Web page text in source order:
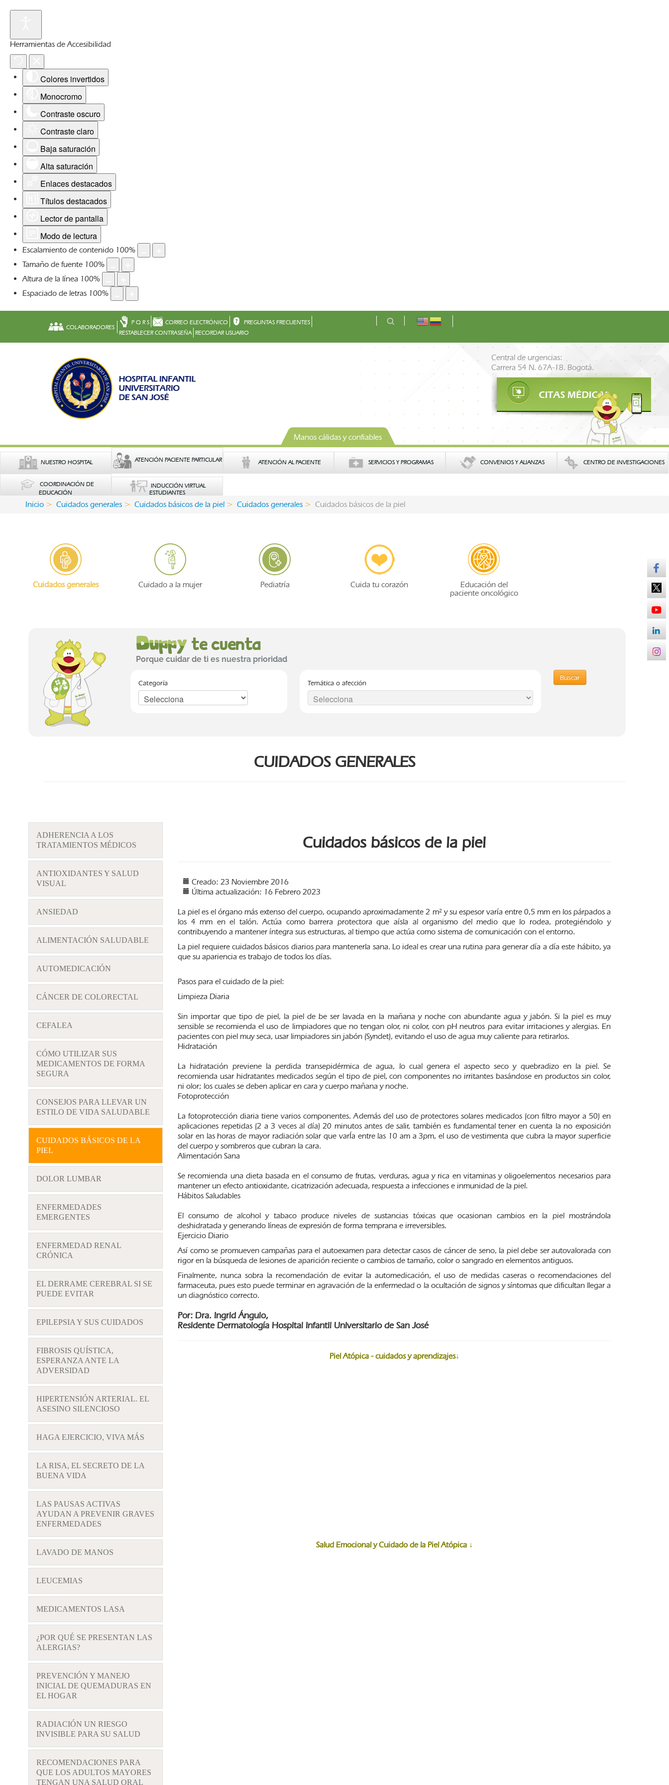
Herramientas de Accesibilidad
Colores invertidos
Monocromo
Contraste oscuro
Contraste claro
Baja saturación
Alta saturación
Enlaces destacados
Títulos destacados
Lector de pantalla
Modo de lectura
Escalamiento de contenido 100%
Tamaño de fuente 100%
Altura de la línea 100%
Espaciado de letras 100%
COLABORADORES
P Q R S CORREO ELECTRÓNICO
PREGUNTAS FRECUENTES
RESTABLECER CONTRASEÑA RECORDAR USUARIO
Central de urgencias:
Carrera 54 N. 67A-18. Bogotá.
Manos cálidas y confiables
NUESTRO HOSPITAL ATENCIÓN PACIENTE PARTICULAR ATENCIÓN AL PACIENTE SERVICIOS Y PROGRAMAS CONVENIOS Y ALIANZAS CENTRO DE INVESTIGACIONES
COORDINACIÓN DE
EDUCACIÓN
INDUCCIÓN VIRTUAL
ESTUDIANTES
Inicio Cuidados generales Cuidados básicos de la piel Cuidados generales Cuidados básicos de la piel
Cuidados generales Cuidado a la mujer Pediatría Cuida tu corazón
Educación del
paciente oncológico
Categoría Temática o afección
Buscar
CUIDADOS GENERALES
ADHERENCIA A LOS
TRATAMIENTOS MÉDICOS
ANTIOXIDANTES Y SALUD
VISUAL
ANSIEDAD
ALIMENTACIÓN SALUDABLE
AUTOMEDICACIÓN
CÁNCER DE COLORECTAL
CEFALEA
CÓMO UTILIZAR SUS
MEDICAMENTOS DE FORMA
SEGURA
CONSEJOS PARA LLEVAR UN
ESTILO DE VIDA SALUDABLE
CUIDADOS BÁSICOS DE LA
PIEL
DOLOR LUMBAR
ENFERMEDADES
EMERGENTES
ENFERMEDAD RENAL
CRÓNICA
EL DERRAME CEREBRAL SI SE
PUEDE EVITAR
EPILEPSIA Y SUS CUIDADOS
FIBROSIS QUÍSTICA,
ESPERANZA ANTE LA
ADVERSIDAD
HIPERTENSIÓN ARTERIAL. EL
ASESINO SILENCIOSO
HAGA EJERCICIO, VIVA MÁS
LA RISA, EL SECRETO DE LA
BUENA VIDA
LAS PAUSAS ACTIVAS
AYUDAN A PREVENIR GRAVES
ENFERMEDADES
LAVADO DE MANOS
LEUCEMIAS
MEDICAMENTOS LASA
¿POR QUÉ SE PRESENTAN LAS
ALERGIAS?
PREVENCIÓN Y MANEJO
INICIAL DE QUEMADURAS EN
EL HOGAR
RADIACIÓN UN RIESGO
INVISIBLE PARA SU SALUD
RECOMENDACIONES PARA
QUE LOS ADULTOS MAYORES
TENGAN UNA SALUD ORAL
Cuidados básicos de la piel
Creado: 23 Noviembre 2016
Última actualización: 16 Febrero 2023
La piel es el órgano más extenso del cuerpo, ocupando aproximadamente 2 m² y su espesor varía entre 0,5 mm en los párpados a
los 4 mm en el talón. Actúa como barrera protectora que aísla al organismo del medio que lo rodea, protegiéndolo y
contribuyendo a mantener íntegra sus estructuras, al tiempo que actúa como sistema de comunicación con el entorno.
La piel requiere cuidados básicos diarios para mantenerla sana. Lo ideal es crear una rutina para generar día a día este hábito, ya
que su apariencia es trabajo de todos los días.
Pasos para el cuidado de la piel:
Limpieza Diaria
Sin importar que tipo de piel, la piel de be ser lavada en la mañana y noche con abundante agua y jabón. Si la piel es muy
sensible se recomienda el uso de limpiadores que no tengan olor, ni color, con pH neutros para evitar irritaciones y alergias. En
pacientes con piel muy seca, usar limpiadores sin jabón (Syndet), evitando el uso de agua muy caliente para retirarlos.
Hidratación
La hidratación previene la perdida transepidérmica de agua, lo cual genera el aspecto seco y quebradizo en la piel. Se
recomienda usar hidratantes medicados según el tipo de piel, con componentes no irritantes basándose en productos sin color,
ni olor; los cuales se deben aplicar en cara y cuerpo mañana y noche.
Fotoprotección
La fotoprotección diaria tiene varios componentes. Además del uso de protectores solares medicados (con filtro mayor a 50) en
aplicaciones repetidas (2 a 3 veces al día) 20 minutos antes de salir, también es fundamental tener en cuenta la no exposición
solar en las horas de mayor radiación solar que varÍa entre las 10 am a 3pm, el uso de vestimenta que cubra la mayor superficie
del cuerpo y sombreros que cubran la cara.
Alimentación Sana
Se recomienda una dieta basada en el consumo de frutas, verduras, agua y rica en vitaminas y oligoelementos necesarios para
mantener un efecto antioxidante, cicatrización adecuada, respuesta a infecciones e inmunidad de la piel.
Hábitos Saludables
El consumo de alcohol y tabaco produce niveles de sustancias tóxicas que ocasionan cambios en la piel mostrándola
deshidratada y generando líneas de expresión de forma temprana e irreversibles.
Ejercicio Diario
Así como se promueven campañas para el autoexamen para detectar casos de cáncer de seno, la piel debe ser autovalorada con
rigor en la búsqueda de lesiones de aparición reciente o cambios de tamaño, color o sangrado en elementos antiguos.
Finalmente, nunca sobra la recomendación de evitar la automedicación, el uso de medidas caseras o recomendaciones del
farmaceuta, pues esto puede terminar en agravación de la enfermedad o la ocultación de signos y síntomas que dificultan llegar a
un diagnóstico correcto.
Por: Dra. Ingrid Ángulo,
Residente Dermatología Hospital Infantil Universitario de San José
Piel Atópica - cuidados y aprendizajes↓
Salud Emocional y Cuidado de la Piel Atópica ↓